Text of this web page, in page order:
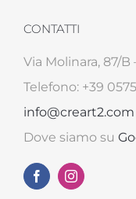
CONTATTI
Via Molinara, 87/B
Telefono: +39
info@creart2.com
Dove siamo su